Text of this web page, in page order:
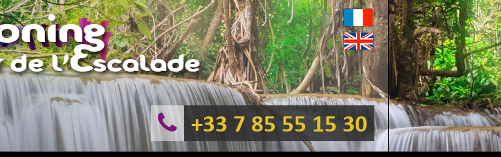
+33 7 85 55 15 30